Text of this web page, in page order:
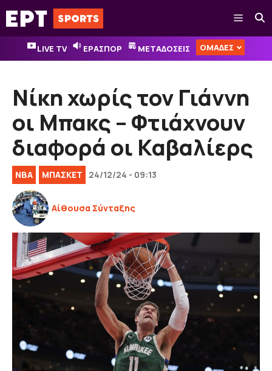
Μετάβαση
σε
περιεχόμενο
Μενού
LIVE TV ΕΡΑΣΠΟΡ ΜΕΤΑΔΟΣΕΙΣ ΟΜΑΔΕΣ
Νίκη χωρίς τον Γιάννη
οι Μπακς – Φτιάχνουν
διαφορά οι Καβαλίερς
NBA ΜΠΑΣΚΕΤ 24/12/24 - 09:13
Αίθουσα Σύνταξης